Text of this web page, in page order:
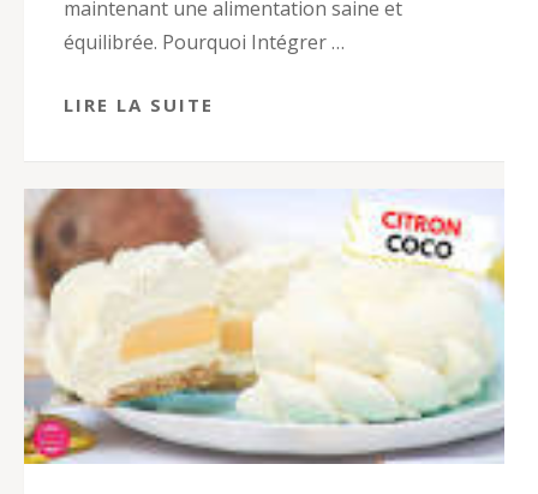
maintenant une alimentation saine et
équilibrée. Pourquoi Intégrer …
LIRE LA SUITE